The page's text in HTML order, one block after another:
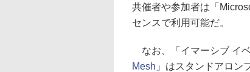
共催者や参加者は「
センスで利用可能だ。
なお、「イマーシブ イ
Mesh」 はスタンドアロン